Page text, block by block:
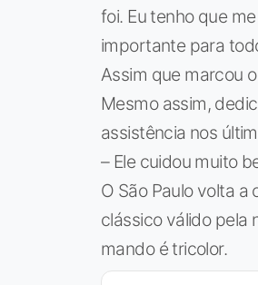
foi. Eu tenho que
importante para
Assim que marcou
Mesmo assim,
assistência nos
– Ele cuidou muito
O São Paulo volta a
clássico válido pela
mando é tricolor.